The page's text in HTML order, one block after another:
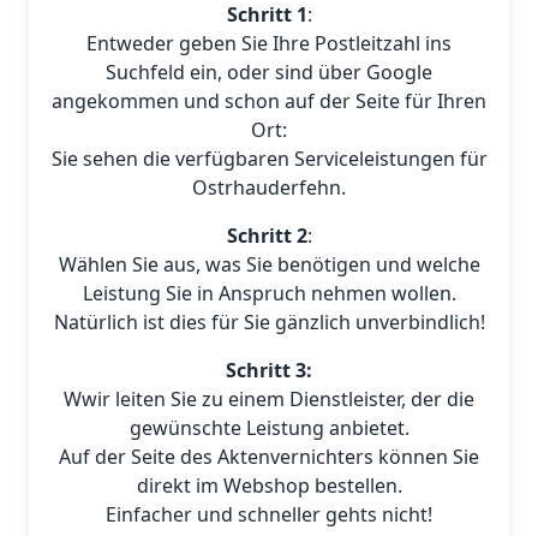
Schritt 1:
Entweder geben Sie Ihre Postleitzahl ins
Suchfeld ein, oder sind über Google
angekommen und schon auf der Seite für Ihren
Ort:
Sie sehen die verfügbaren Serviceleistungen für
Ostrhauderfehn.
Schritt 2:
Wählen Sie aus, was Sie benötigen und welche
Leistung Sie in Anspruch nehmen wollen.
Natürlich ist dies für Sie gänzlich unverbindlich!
Schritt 3:
Wwir leiten Sie zu einem Dienstleister, der die
gewünschte Leistung anbietet.
Auf der Seite des Aktenvernichters können Sie
direkt im Webshop bestellen.
Einfacher und schneller gehts nicht!